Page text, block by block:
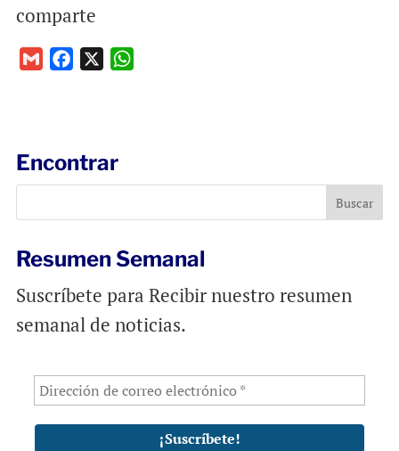
comparte
o
k
p
Encontrar
Resumen Semanal
Suscríbete para Recibir nuestro resumen
semanal de noticias.